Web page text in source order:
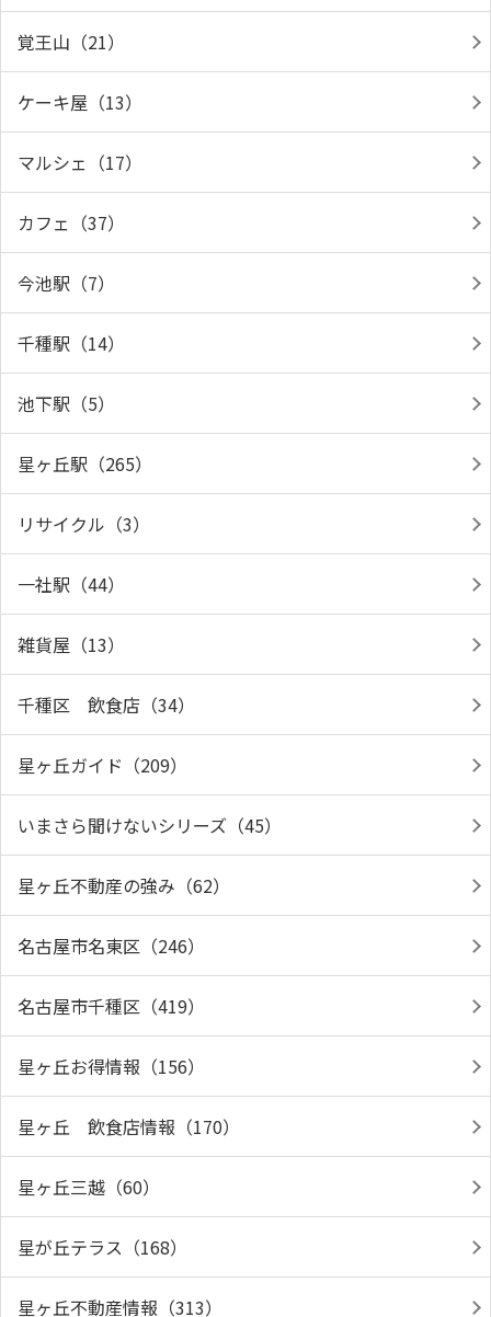
覚王山（21）
ケーキ屋（13）
マルシェ（17）
カフェ（37）
今池駅（7）
千種駅（14）
池下駅（5）
星ヶ丘駅（265）
リサイクル（3）
一社駅（44）
雑貨屋（13）
千種区 飲食店（34）
星ヶ丘ガイド（209）
いまさら聞けないシリーズ（45）
星ヶ丘不動産の強み（62）
名古屋市名東区（246）
名古屋市千種区（419）
星ヶ丘お得情報（156）
星ヶ丘 飲食店情報（170）
星ヶ丘三越（60）
星が丘テラス（168）
星ヶ丘不動産情報（313）